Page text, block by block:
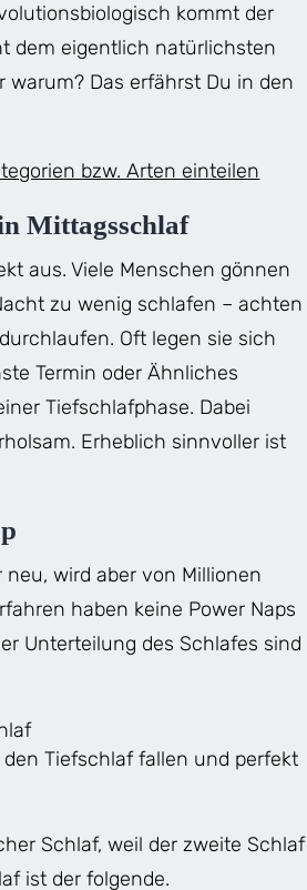
kommt der
dem eigentlich natürlichsten
Das erfährst Du in den
bzw. Arten einteilen
Mittagsschlaf
aus. Viele Menschen gönnen
zu wenig schlafen – achten
Oft legen sie sich
Termin oder Ähnliches
Tiefschlafphase. Dabei
Erheblich sinnvoller ist
wird aber von Millionen
haben keine Power Naps
Unterteilung des Schlafes sind
Tiefschlaf fallen und perfekt
Schlaf, weil der zweite Schlaf
ist der folgende.